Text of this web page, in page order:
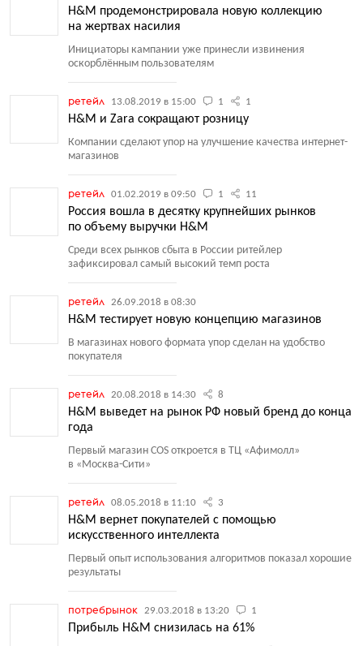
H&M продемонстрировала новую коллекцию
на жертвах насилия
Инициаторы кампании уже принесли извинения
оскорблённым пользователям
ретейл 13.08.2019 в 15:00 1 1
H&M и Zara сокращают розницу
Компании сделают упор на улучшение качества интернет-
магазинов
ретейл 01.02.2019 в 09:50 1 11
Россия вошла в десятку крупнейших рынков
по объему выручки H&M
Среди всех рынков сбыта в России ритейлер
зафиксировал самый высокий темп роста
ретейл 26.09.2018 в 08:30
H&M тестирует новую концепцию магазинов
В магазинах нового формата упор сделан на удобство
покупателя
ретейл 20.08.2018 в 14:30 8
H&M выведет на рынок РФ новый бренд до конца
года
Первый магазин COS откроется в ТЦ «Афимолл»
в «Москва-Сити»
ретейл 08.05.2018 в 11:10 3
H&M вернет покупателей с помощью
искусственного интеллекта
Первый опыт использования алгоритмов показал хорошие
результаты
потребрынок 29.03.2018 в 13:20 1
Прибыль H&M снизилась на 61%